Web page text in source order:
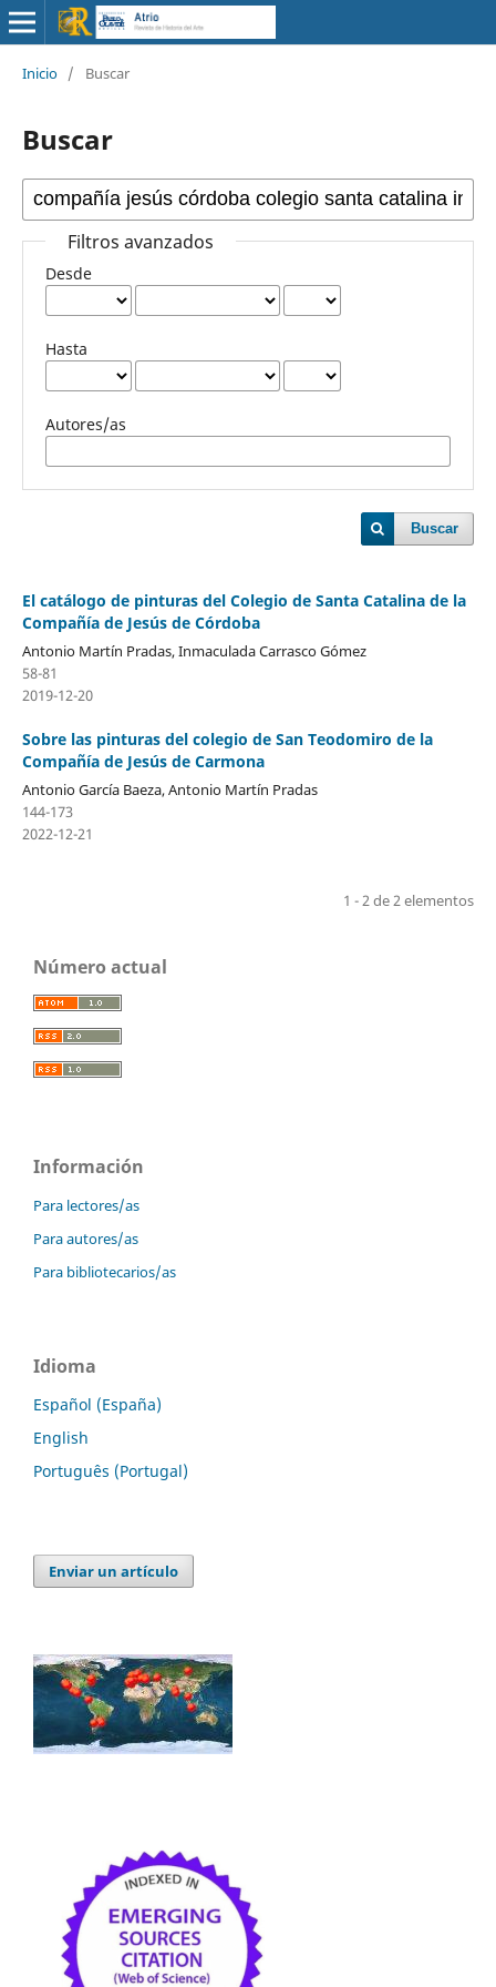
Inicio / Buscar
Buscar
Filtros avanzados
Desde
Hasta
Autores/as
Buscar
El catálogo de pinturas del Colegio de Santa Catalina de la
Compañía de Jesús de Córdoba
Antonio Martín Pradas, Inmaculada Carrasco Gómez
58-81
2019-12-20
Sobre las pinturas del colegio de San Teodomiro de la
Compañía de Jesús de Carmona
Antonio García Baeza, Antonio Martín Pradas
144-173
2022-12-21
1 - 2 de 2 elementos
Número actual
Información
Para lectores/as
Para autores/as
Para bibliotecarios/as
Idioma
Español (España)
English
Português (Portugal)
Enviar un artículo